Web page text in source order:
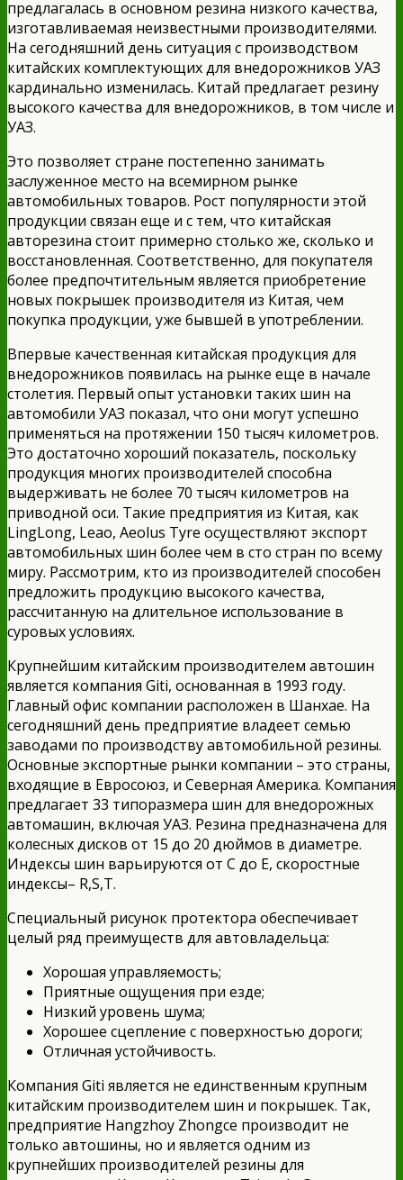
предлагалась в основном резина низкого качества,
изготавливаемая неизвестными производителями.
На сегодняшний день ситуация с производством
китайских комплектующих для внедорожников УАЗ
кардинально изменилась. Китай предлагает резину
высокого качества для внедорожников, в том числе и
УАЗ.
Это позволяет стране постепенно занимать
заслуженное место на всемирном рынке
автомобильных товаров. Рост популярности этой
продукции связан еще и с тем, что китайская
авторезина стоит примерно столько же, сколько и
восстановленная. Соответственно, для покупателя
более предпочтительным является приобретение
новых покрышек производителя из Китая, чем
покупка продукции, уже бывшей в употреблении.
Впервые качественная китайская продукция для
внедорожников появилась на рынке еще в начале
столетия. Первый опыт установки таких шин на
автомобили УАЗ показал, что они могут успешно
применяться на протяжении 150 тысяч километров.
Это достаточно хороший показатель, поскольку
продукция многих производителей способна
выдерживать не более 70 тысяч километров на
приводной оси. Такие предприятия из Китая, как
LingLong, Leao, Aeolus Tyre осуществляют экспорт
автомобильных шин более чем в сто стран по всему
миру. Рассмотрим, кто из производителей способен
предложить продукцию высокого качества,
рассчитанную на длительное использование в
суровых условиях.
Крупнейшим китайским производителем автошин
является компания Giti, основанная в 1993 году.
Главный офис компании расположен в Шанхае. На
сегодняшний день предприятие владеет семью
заводами по производству автомобильной резины.
Основные экспортные рынки компании – это страны,
входящие в Евросоюз, и Северная Америка. Компания
предлагает 33 типоразмера шин для внедорожных
автомашин, включая УАЗ. Резина предназначена для
колесных дисков от 15 до 20 дюймов в диаметре.
Индексы шин варьируются от С до Е, скоростные
индексы– R,S,T.
Специальный рисунок протектора обеспечивает
целый ряд преимуществ для автовладельца:
Хорошая управляемость;
Приятные ощущения при езде;
Низкий уровень шума;
Хорошее сцепление с поверхностью дороги;
Отличная устойчивость.
Компания Giti является не единственным крупным
китайским производителем шин и покрышек. Так,
предприятие Hangzhoy Zhongce производит не
только автошины, но и является одним из
крупнейших производителей резины для